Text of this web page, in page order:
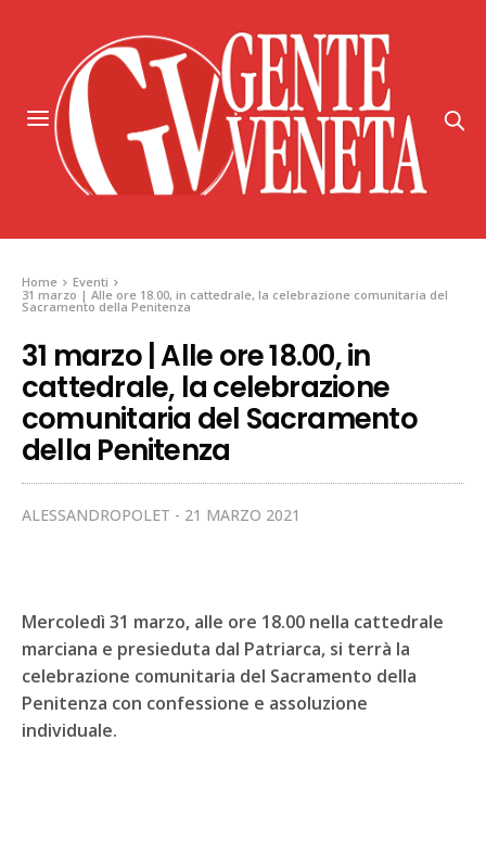
Home
Eventi
31 marzo | Alle ore 18.00, in cattedrale, la celebrazione comunitaria del
Sacramento della Penitenza
31 marzo | Alle ore 18.00, in
cattedrale, la celebrazione
comunitaria del Sacramento
della Penitenza
ALESSANDROPOLET 21 MARZO 2021
Mercoledì 31 marzo, alle ore 18.00 nella cattedrale
marciana e presieduta dal Patriarca, si terrà la
celebrazione comunitaria del Sacramento della
Penitenza con confessione e assoluzione
individuale.